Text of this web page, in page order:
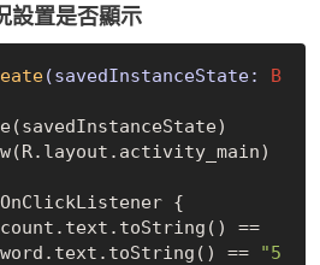
設置是否顯示
(savedInstanceState: B
(et_account.text.toString() ==
==
"5